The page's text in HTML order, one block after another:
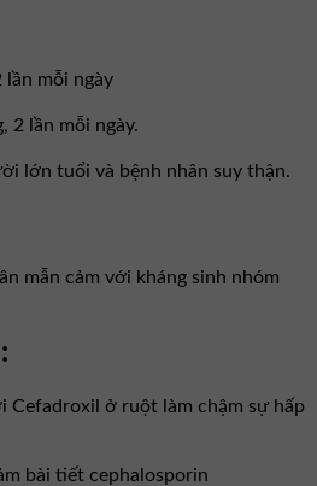
lần mỗi ngày
2 lần mỗi ngày.
lớn tuổi và bệnh nhân suy thận.
mẫn cảm với kháng sinh nhóm
Cefadroxil ở ruột làm chậm sự hấp
bài tiết cephalosporin